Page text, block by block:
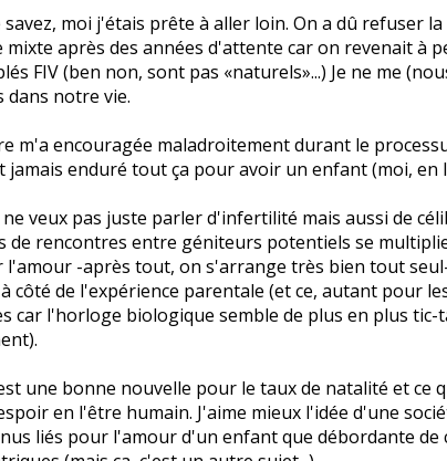
savez, moi j'étais prête à aller loin. On a dû refuser
mixte après des années d'attente car on revenait à
FIV (ben non, sont pas «naturels»...) Je ne me
dans notre vie.
m'a encouragée maladroitement durant le
jamais enduré tout ça pour avoir un enfant (moi, en
veux pas juste parler d'infertilité mais aussi de
de rencontres entre géniteurs potentiels se
-après tout, on s'arrange très bien tout
côté de l'expérience parentale (et ce, autant pour
car l'horloge biologique semble de plus en plus tic-
une bonne nouvelle pour le taux de natalité et ce
en l'être humain. J'aime mieux l'idée d'une
liés pour l'amour d'un enfant que débordante